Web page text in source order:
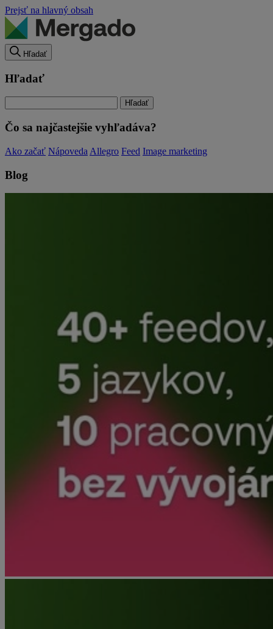
Prejsť na hlavný obsah
Hľadať
Hľadať
Čo sa najčastejšie vyhľadáva?
Ako začať Nápoveda Allegro Feed Image marketing
Blog